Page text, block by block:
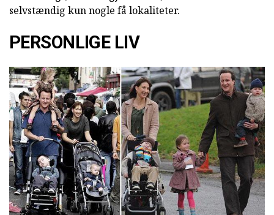
selvstændig kun nogle få lokaliteter.
PERSONLIGE LIV